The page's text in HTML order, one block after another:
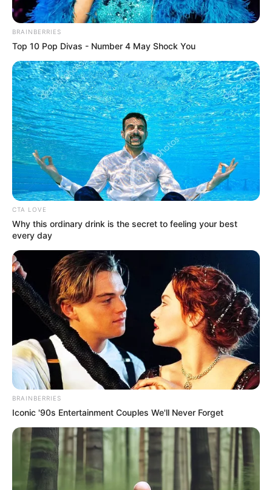
ΣΠΑΜΕ ΤΟ ΜΑΤΡΙΞ – ΤΟ ΒΙΒΛΙΟ
BRAINBERRIES
Top 10 Pop Divas - Number 4 May Shock You
CTA LOVE
Why this ordinary drink is the secret to feeling your best
every day
BRAINBERRIES
Iconic '90s Entertainment Couples We'll Never Forget